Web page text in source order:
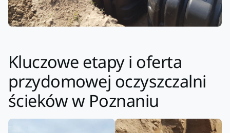
Kluczowe etapy i oferta
przydomowej oczyszczalni
ścieków w Poznaniu